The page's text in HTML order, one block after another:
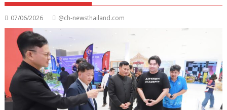
07/06/2026 @ch-newsthailand.com